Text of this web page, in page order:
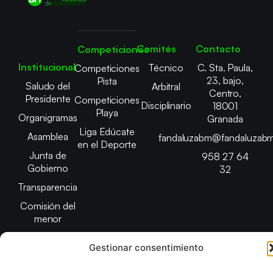
Gestionar consentimiento
Institucional
Saludo del
Presidente
Organigramas
Asamblea
Junta de
Gobierno
Transparencia
Comisión del
menor
Competiciones
Competiciones
Pista
Competiciones
Playa
Liga Edúcate
en el Deporte
Comités
Técnico
Arbitral
Disciplinario
Contacto
C. Sta. Paula,
23, bajo,
Centro,
18001
Granada
958 27 64
32